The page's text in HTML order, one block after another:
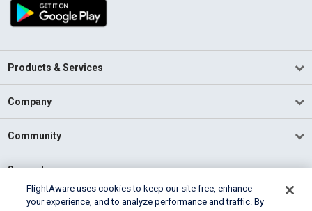
Products & Services
Company
Community
Support
English (USA)
FlightAware uses cookies to keep our site free, enhance
your experience, and to analyze performance and traffic. By